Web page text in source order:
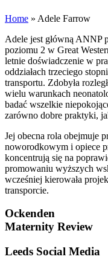
Home » Adele Farrow
Adele jest główną ANNP
poziomu 2 w Great
letnie doświadczenie w
oddziałach trzeciego
transportu. Zdobyła
wielu warunkach
badać wszelkie
zarówno dobre praktyki,
Jej obecna rola obejmuje
noworodkowym i opiece
koncentrują się na
promowaniu wyższych
wcześniej kierowała
transporcie.
Ockenden
Maternity Review
Leeds Social Media